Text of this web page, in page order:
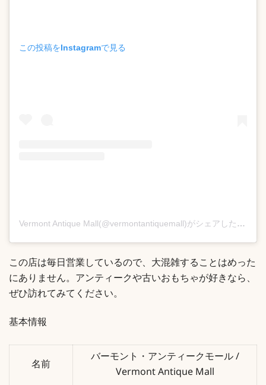
この投稿をInstagramで見る
Vermont Antique Mall(@vermontantiquemall)がシェアした投稿
この店は毎日営業しているので、大混雑することはめった
にありません。アンティークや古いおもちゃが好きなら、
ぜひ訪れてみてください。
基本情報
名前 バーモント・アンティークモール /
Vermont Antique Mall